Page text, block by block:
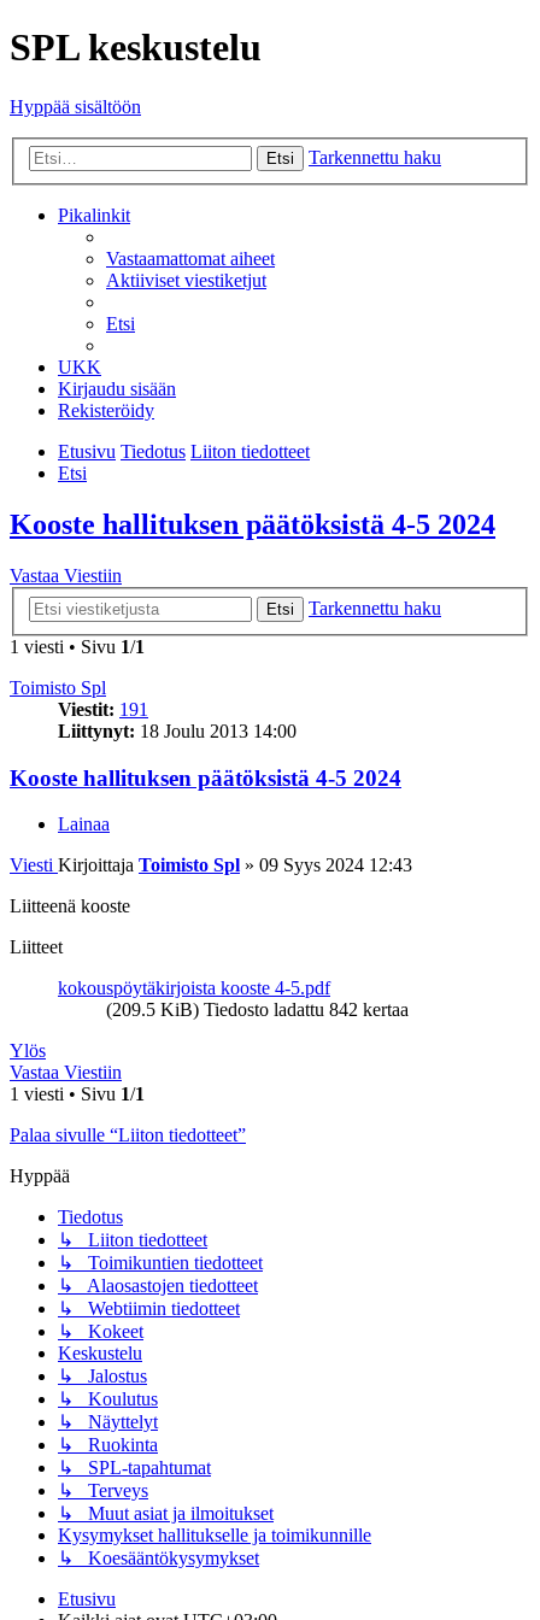
SPL keskustelu
Hyppää sisältöön
Etsi Tarkennettu haku
Pikalinkit
Vastaamattomat aiheet
Aktiiviset viestiketjut
Etsi
UKK
Kirjaudu sisään
Rekisteröidy
Etusivu Tiedotus Liiton tiedotteet
Etsi
Kooste hallituksen päätöksistä 4-5 2024
Vastaa Viestiin
Etsi
Tarkennettu haku
1 viesti • Sivu 1/1
Toimisto Spl
Viestit: 191
Liittynyt: 18 Joulu 2013 14:00
Kooste hallituksen päätöksistä 4-5 2024
Lainaa
Viesti Kirjoittaja Toimisto Spl » 09 Syys 2024 12:43
Liitteenä kooste
Liitteet
kokouspöytäkirjoista kooste 4-5.pdf
(209.5 KiB) Tiedosto ladattu 842 kertaa
Ylös
Vastaa Viestiin
1 viesti • Sivu 1/1
Palaa sivulle “Liiton tiedotteet”
Hyppää
Tiedotus
↳ Liiton tiedotteet
↳ Toimikuntien tiedotteet
↳ Alaosastojen tiedotteet
↳ Webtiimin tiedotteet
↳ Kokeet
Keskustelu
↳ Jalostus
↳ Koulutus
↳ Näyttelyt
↳ Ruokinta
↳ SPL-tapahtumat
↳ Terveys
↳ Muut asiat ja ilmoitukset
Kysymykset hallitukselle ja toimikunnille
↳ Koesääntökysymykset
Etusivu